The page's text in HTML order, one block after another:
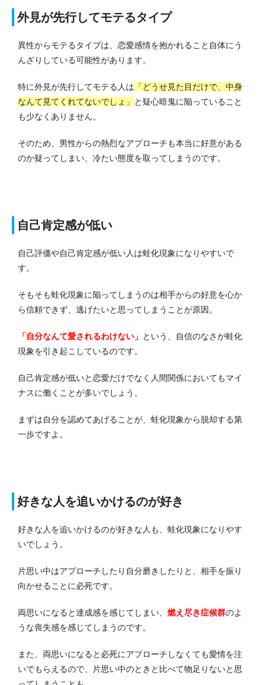
外見が先行してモテるタイプ
異性からモテるタイプは、恋愛感情を抱かれること自体にう
んざりしている可能性があります。
特に外見が先行してモテる人は 「どうせ見た目だけで、中身
なんて見てくれてないでしょ」
と疑心暗鬼に陥っていること
も少なくありません。
そのため、男性からの熱烈なアプローチも本当に好意がある
のか疑ってしまい、冷たい態度を取ってしまうのです。
自己肯定感が低い
自己評価や自己肯定感が低い人は蛙化現象になりやすいで
す。
そもそも蛙化現象に陥ってしまうのは相手からの好意を心か
ら信頼できず、逃げたいと思ってしまうことが原因。
「自分なんて愛されるわけない」 という、自信のなさが蛙化
現象を引き起こしているのです。
自己肯定感が低いと恋愛だけでなく人間関係においてもマイ
ナスに働くことが多いでしょう。
まずは自分を認めてあげることが、蛙化現象から脱却する第
一歩ですよ。
好きな人を追いかけるのが好き
好きな人を追いかけるのが好きな人も、蛙化現象になりやす
いでしょう。
片思い中はアプローチしたり自分磨きしたりと、相手を振り
向かせることに必死です。
両思いになると達成感を感じてしまい、 燃え尽き症候群のよ
うな喪失感を感じてしまうのです。
また、両思いになると必死にアプローチしなくても愛情を注
いでもらえるので、片思い中のときと比べて物足りないと思